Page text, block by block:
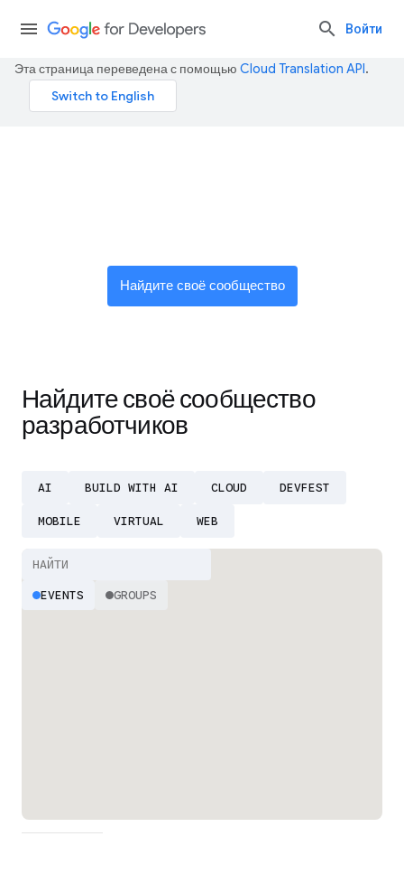
Войти
Эта страница переведена с помощью Cloud Translation API.
Найдите своё сообщество
Найдите своё сообщество
разработчиков
AI BUILD WITH AI CLOUD DEVFEST
MOBILE VIRTUAL WEB
EVENTS GROUPS